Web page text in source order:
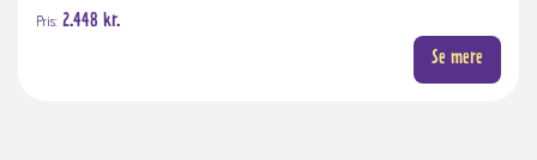
Pris: 2.448 kr.
Se mere